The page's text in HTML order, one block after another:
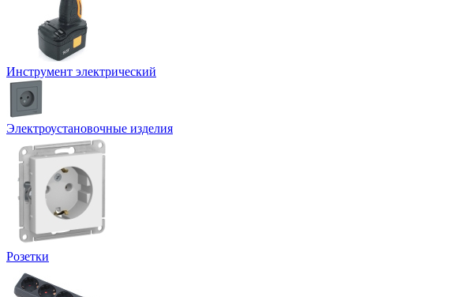
Инструмент электрический
Электроустановочные изделия
Розетки